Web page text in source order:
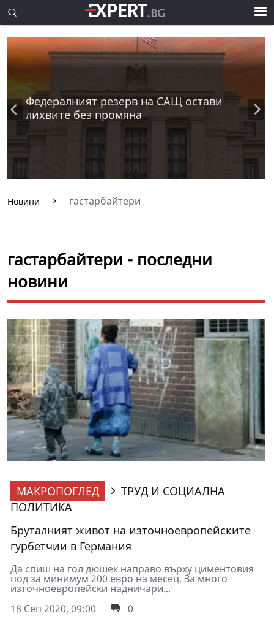
Федералният резерв на САЩ остави
лихвите без промяна
Новини гастарбайтери
гастарбайтери - последни
новини
МАКРОПОГЛЕД
ТРУД И СОЦИАЛНА
ПОЛИТИКА
Бруталният живот на източноевропейските
гурбетчии в Германия
Да спиш на гол дюшек направо върху циментовия
под за минимум 200 евро на месец. За много
източноевропейски надничари...
18 Сеп 2020, 09:00
0